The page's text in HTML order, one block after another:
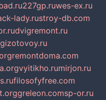
227gp.ruwes-ex.ru
lady.rustroy-db.com
dvigremont.ru
remontdoma.com
vyitikho.rumirjon.ru
filosofyfree.com
greleon.comsp-or.ru